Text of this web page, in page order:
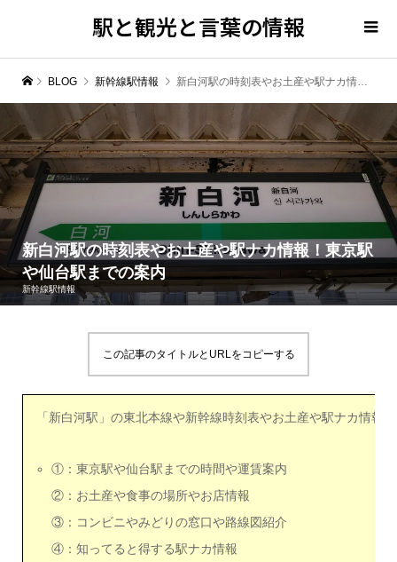
駅と観光と言葉の情報
BLOG 新幹線駅情報 新白河駅の時刻表やお土産や駅ナカ情報！東京駅や仙台駅までの案内
新白河駅の時刻表やお土産や駅ナカ情報！東京駅
や仙台駅までの案内
新幹線駅情報
この記事のタイトルとURLをコピーする
「新白河駅」の東北本線や新幹線時刻表やお土産や駅ナカ情報。
①：東京駅や仙台駅までの時間や運賃案内
②：お土産や食事の場所やお店情報
③：コンビニやみどりの窓口や路線図紹介
④：知ってると得する駅ナカ情報